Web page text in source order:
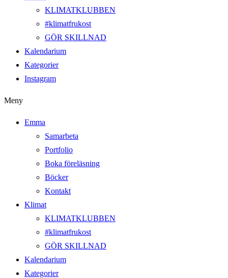
KLIMATKLUBBEN
#klimatfrukost
GÖR SKILLNAD
Kalendarium
Kategorier
Instagram
Meny
Emma
Samarbeta
Portfolio
Boka föreläsning
Böcker
Kontakt
Klimat
KLIMATKLUBBEN
#klimatfrukost
GÖR SKILLNAD
Kalendarium
Kategorier